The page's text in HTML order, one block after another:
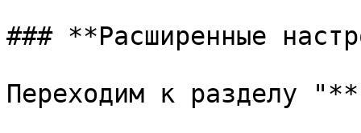
### **Расширенные
Переходим к разделу